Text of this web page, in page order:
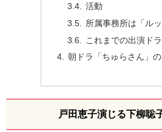
活動
所属事務所は「ルッ
これまでの出演ド
朝ドラ「ちゅらさん」
戸田恵子演じる下柳聡